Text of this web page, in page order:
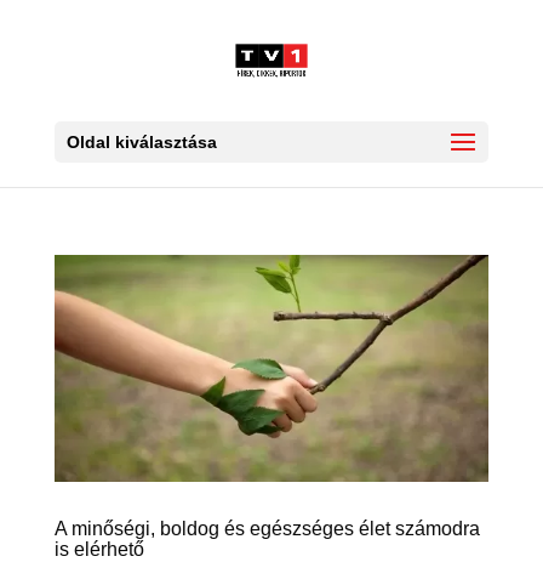
Oldal kiválasztása
A minőségi, boldog és egészséges élet számodra
is elérhető